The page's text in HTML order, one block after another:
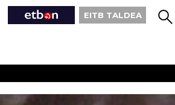
EITB TALDEA